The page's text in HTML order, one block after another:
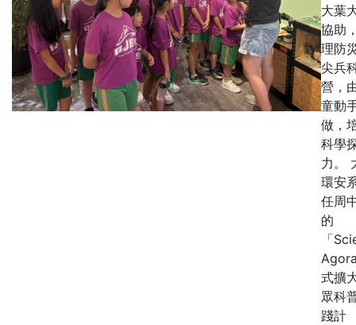
大葉
協助
理防
尖兵
營，
童動
做，
科學
力。
環安
任周
的
「
式擴
眾科
踐計